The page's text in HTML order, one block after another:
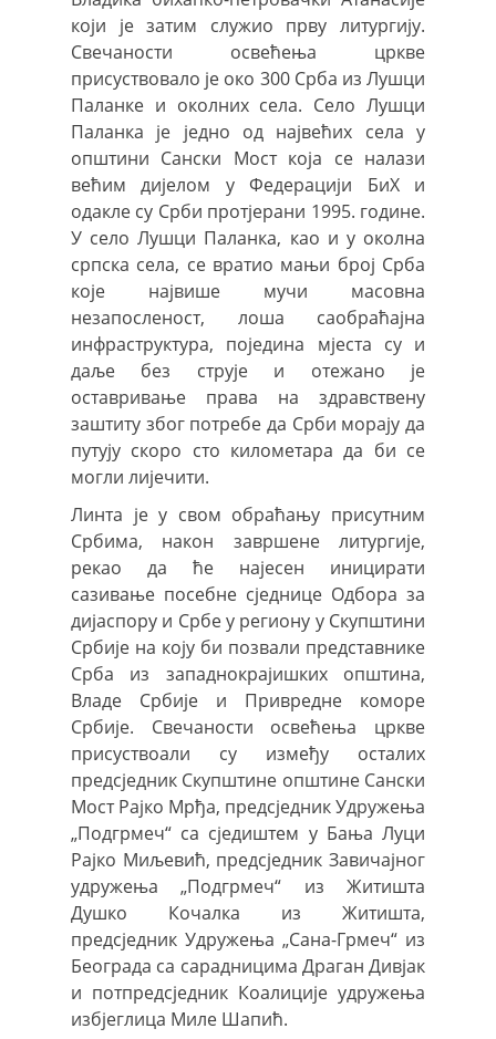
који је затим служио прву литургију.
Свечаности освећења цркве
присуствовало је око 300 Срба из Лушци
Паланке и околних села. Село Лушци
Паланка је једно од највећих села у
општини Сански Мост која се налази
већим дијелом у Федерацији БиХ и
одакле су Срби протјерани 1995. године.
У село Лушци Паланка, као и у околна
српска села, се вратио мањи број Срба
које највише мучи масовна
незапосленост, лоша саобраћајна
инфраструктура, поједина мјеста су и
даље без струје и отежано је
оставривање права на здравствену
заштиту због потребе да Срби морају да
путују скоро сто километара да би се
могли лијечити.
Линта је у свом обраћању присутним
Србима, након завршене литургије,
рекао да ће најесен иницирати
сазивање посебне сједнице Одбора за
дијаспору и Србе у региону у Скупштини
Србије на коју би позвали представнике
Срба из западнокрајишких општина,
Владе Србије и Привредне коморе
Србије. Свечаности освећења цркве
присуствоали су између осталих
предсједник Скупштине општине Сански
Мост Рајко Мрђа, предсједник Удружења
„Подгрмеч“ са сједиштем у Бања Луци
Рајко Миљевић, предсједник Завичајног
удружења „Подгрмеч“ из Житишта
Душко Кочалка из Житишта,
предсједник Удружења „Сана-Грмеч“ из
Београда са сарадницима Драган Дивјак
и потпредсједник Коалиције удружења
избјеглица Миле Шапић.